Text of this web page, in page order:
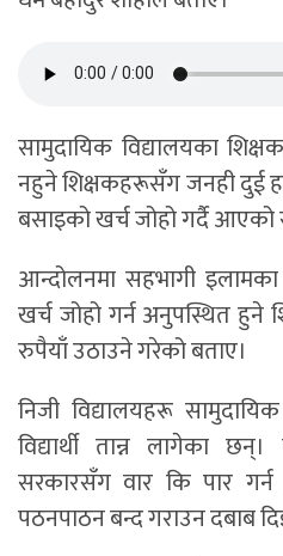
सामुदायिक विद्यालयका
नहुने शिक्षकहरूसँग जनही दुई
बसाइको खर्च जोहो गर्दै
आन्दोलनमा सहभागी
खर्च जोहो गर्न अनुपस्थित
रुपैयाँ उठाउने गरेको बताए।
निजी विद्यालयहरू
विद्यार्थी तान्न लागेका
सरकारसँग वार कि पार गर्न
पठनपाठन बन्द गराउन दबाब